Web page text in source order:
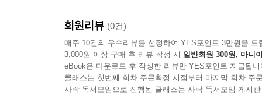
회원리뷰 (0건)
매주 10건의 우수리뷰를 선정하여 YES포인트 3만원을 드
3,000원 이상 구매 후 리뷰 작성 시 일반회원 300원, 마니
eBook은 다운로드 후 작성한 리뷰만 YES포인트 지급됩니
클래스는 첫번째 회차 주문확정 시점부터 마지막 회차 주
사락 독서모임으로 진행된 클래스는 사락 독서모임 게시